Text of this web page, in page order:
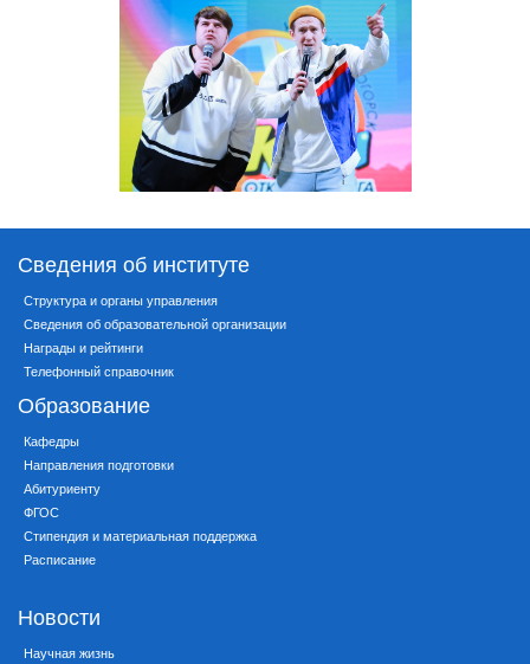
Сведения об институте
Структура и органы управления
Сведения об образовательной организации
Награды и рейтинги
Телефонный справочник
Образование
Кафедры
Направления подготовки
Абитуриенту
ФГОС
Стипендия и материальная поддержка
Расписание
Новости
Научная жизнь